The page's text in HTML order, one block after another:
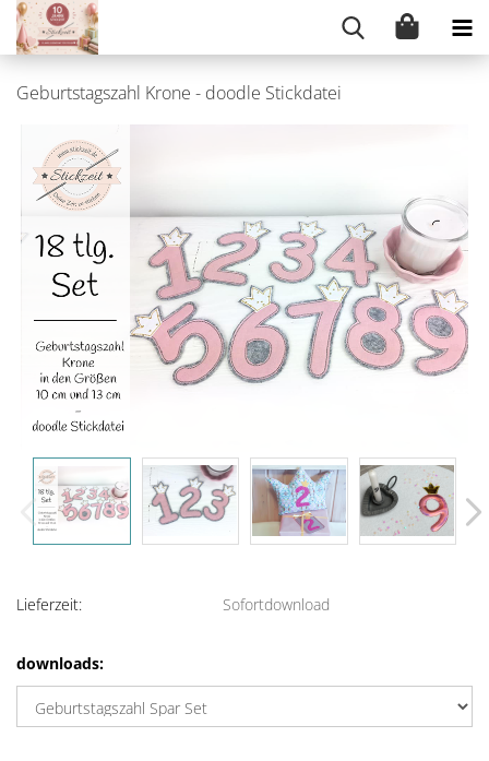
Geburtstagszahl Krone - doodle Stickdatei
Lieferzeit: Sofortdownload
downloads: